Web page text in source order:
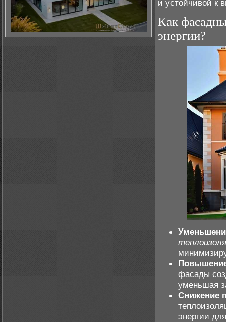
и устойчивой к
Как
энергии?
фасады
уменьшая
Снижение
энергии